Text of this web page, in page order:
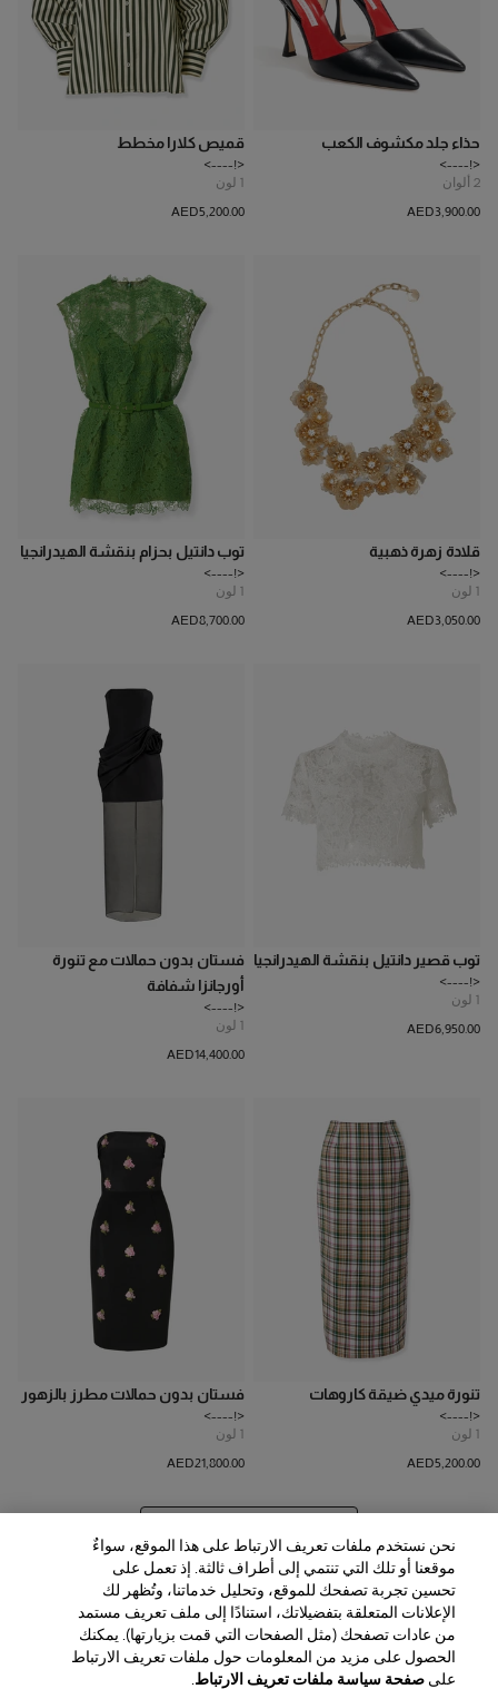
حذاء جلد مكشوف الكعب
<!---->
2 ألوان
AED‌3,900.00
قميص كلارا مخطط
<!---->
1 لون
AED‌5,200.00
قلادة زهرة ذهبية
<!---->
1 لون
AED‌3,050.00
توب دانتيل بحزام بنقشة الهيدرانجيا
<!---->
1 لون
AED‌8,700.00
توب قصير دانتيل بنقشة الهيدرانجيا
<!---->
1 لون
AED‌6,950.00
فستان بدون حمالات مع تنورة
أورجانزا شفافة
<!---->
1 لون
AED‌14,400.00
تنورة ميدي ضيقة كاروهات
<!---->
1 لون
AED‌5,200.00
فستان بدون حمالات مطرز بالزهور
<!---->
1 لون
AED‌21,800.00
المنطقة / اللغة
نحن نستخدم ملفات تعريف الارتباط على هذا الموقع، سواءٌ
موقعنا أو تلك التي تنتمي إلى أطراف ثالثة. إذ تعمل على
تحسين تجربة تصفحك للموقع، وتحليل خدماتنا، وتُظهر لك
الإعلانات المتعلقة بتفضيلاتك، استنادًا إلى ملف تعريف مستمد
من عادات تصفحك (مثل الصفحات التي قمت بزيارتها). يمكنك
الحصول على مزيد من المعلومات حول ملفات تعريف الارتباط
علىصفحة سياسة ملفات تعريف الارتباط.